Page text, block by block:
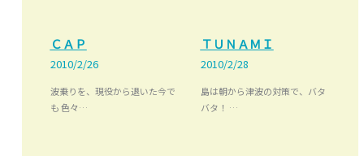
ＣＡＰ
2010/2/26
波乗りを、現役から退いた今で
も 色々…
ＴＵＮＡＭＩ
2010/2/28
島は朝から津波の対策で、バタ
バタ！ …